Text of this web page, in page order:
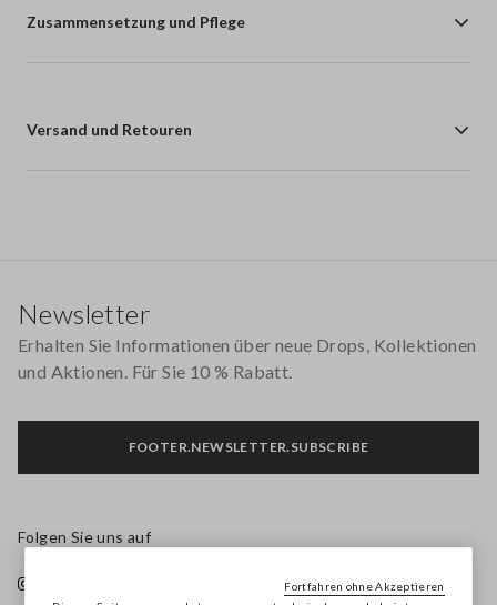
Zusammensetzung und Pflege
Versand und Retouren
Newsletter
Erhalten Sie Informationen über neue Drops, Kollektionen
und Aktionen. Für Sie 10 % Rabatt.
FOOTER.NEWSLETTER.SUBSCRIBE
Folgen Sie uns auf
Fortfahren ohne Akzeptieren